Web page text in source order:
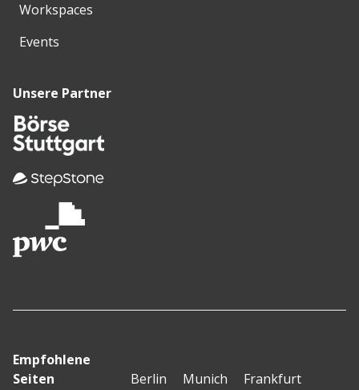
Workspaces
Events
Unsere Partner
Empfohlene
Seiten
Berlin Munich
Frankfurt